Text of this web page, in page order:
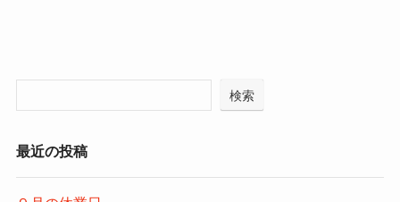
検索
最近の投稿